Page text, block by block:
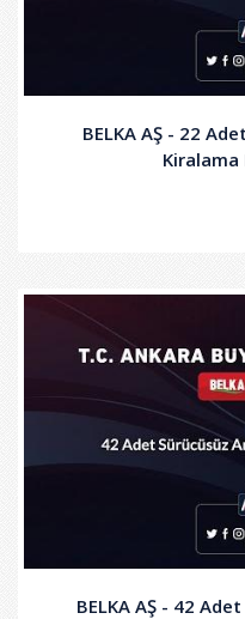
BELKA AŞ - 22
Kiralama
BELKA AŞ - 42